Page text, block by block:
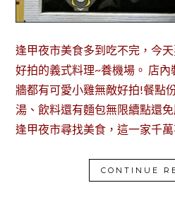
逢甲夜市美食多到吃不完，今
好拍的義式料理~養機場。 店
牆都有可愛小雞無敵好拍!餐點
湯、飲料還有麵包無限續點還
逢甲夜市尋找美食，這一家千
CONTINUE